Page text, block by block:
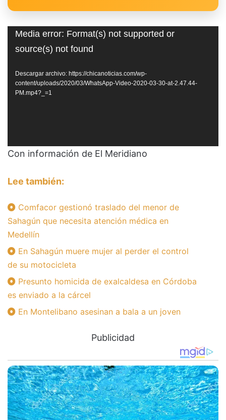
Reproductor
de
Media error: Format(s) not supported or
source(s) not found
Descargar archivo: https://chicanoticias.com/wp-
content/uploads/2020/03/WhatsApp-Video-2020-03-30-at-2.47.44-
PM.mp4?_=1
Con información de El Meridiano
Lee también:
Comfacor gestionó traslado del menor de
Sahagún que necesita atención médica en
Medellín
En Sahagún muere mujer al perder el control
de su motocicleta
Presunto homicida de exalcaldesa en Córdoba
es enviado a la cárcel
En Montelibano asesinan a bala a un joven
Publicidad